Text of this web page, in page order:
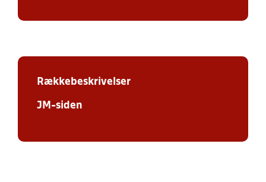
Rækkebeskrivelser
JM-siden